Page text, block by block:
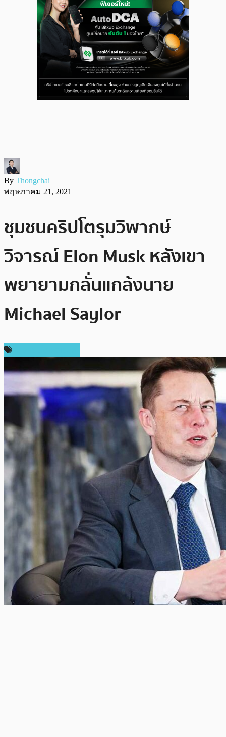
By Thongchai
พฤษภาคม 21, 2021
ชุมชนคริปโตรุมวิพากษ์
วิจารณ์ Elon Musk หลังเขา
พยายามกลั่นแกล้งนาย
Michael Saylor